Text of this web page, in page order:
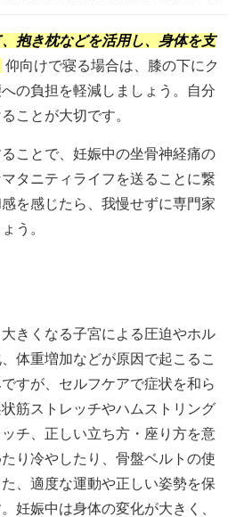
抱き枕などを活用し、身体を支
仰向けで寝る場合は、膝の下にク
の負担を軽減しましょう。自分
ことが大切です。
ことで、妊娠中の坐骨神経痛の
タニティライフを送ることに繋
を感じたら、我慢せずに専門家
う。
きくなる子宮による圧迫やホル
体重増加などが原因で起こるこ
すが、セルフケアで症状を和ら
筋ストレッチやハムストリング
チ、正しい立ち方・座り方を意
り冷やしたり、骨盤ベルトの使
、適度な運動や正しい姿勢を保
妊娠中は身体の変化が大きく、